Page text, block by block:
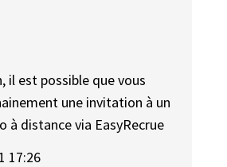
il est possible que vous
une invitation à un
à distance via EasyRecrue
17:26